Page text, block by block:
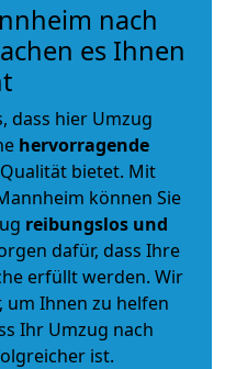
nach
es Ihnen
dass hier Umzug
hervorragende
bietet. Mit
können Sie
reibungslos und
dafür, dass Ihre
erfüllt werden. Wir
um Ihnen zu helfen
Ihr Umzug nach
ist.